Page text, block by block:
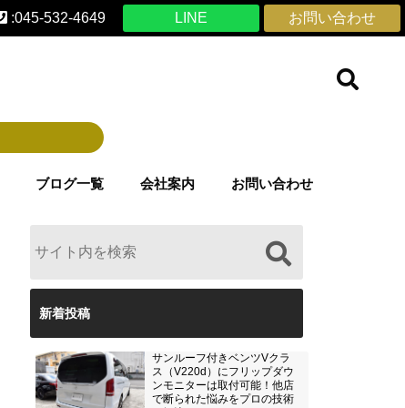
お問い合わせ
LINE
:045-532-4649
ブログ一覧 会社案内 お問い合わせ
新着投稿
サンルーフ付きベンツVクラ
ス（V220d）にフリップダウ
ンモニターは取付可能！他店
で断られた悩みをプロの技術